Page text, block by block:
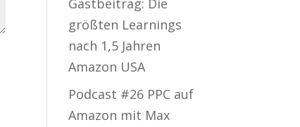
Gastbeitrag: Die
größten Learnings
nach 1,5 Jahren
Amazon USA
Podcast #26 PPC auf
Amazon mit Max